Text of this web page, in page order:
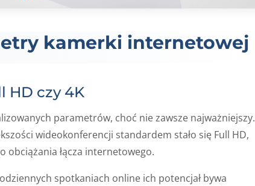
kamerki internetowej
HD czy 4K
parametrów, choć nie zawsze najważniejszy.
wideokonferencji standardem stało się Full HD,
obciążania łącza internetowego.
spotkaniach online ich potencjał bywa